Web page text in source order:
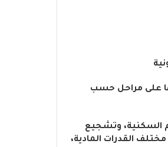
ويتم صرفها على مراحل حسب
السكنية، وتشجيع
القدرات المادية،